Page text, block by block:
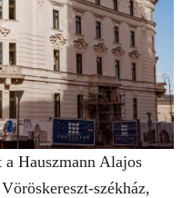
Hauszmann Alajos
székház,